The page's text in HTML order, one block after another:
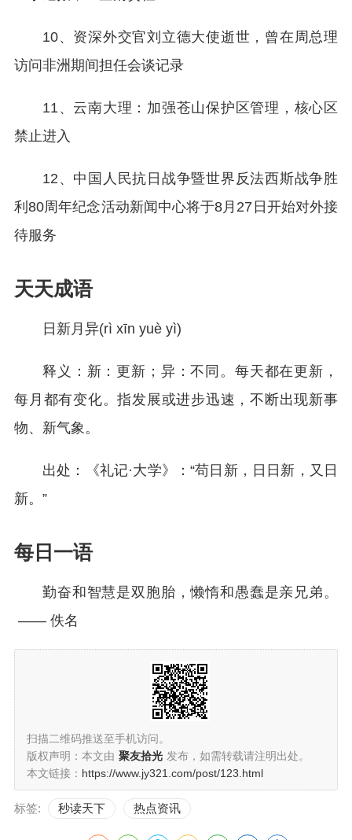
10、资深外交官刘立德大使逝世，曾在周总理
访问非洲期间担任会谈记录
11、云南大理：加强苍山保护区管理，核心区
禁止进入
12、中国人民抗日战争暨世界反法西斯战争胜
利80周年纪念活动新闻中心将于8月27日开始对外接
待服务
天天成语
日新月异(rì xīn yuè yì)
释义：新：更新；异：不同。每天都在更新，
每月都有变化。指发展或进步迅速，不断出现新事
物、新气象。
出处：《礼记·大学》：“苟日新，日日新，又日
新。”
每日一语
勤奋和智慧是双胞胎，懒惰和愚蠢是亲兄弟。
—— 佚名
扫描二维码推送至手机访问。
版权声明：本文由 聚友拾光 发布，如需转载请注明出处。
本文链接： https://www.jy321.com/post/123.html
标签: 秒读天下 热点资讯